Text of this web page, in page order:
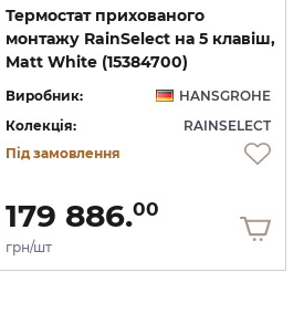
Термостат прихованого
монтажу RainSelect на 5 клавіш,
Matt White (15384700)
Виробник:
HANSGROHE
Колекція:
RAINSELECT
Під замовлення
179 886.00
грн/шт